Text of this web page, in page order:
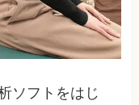
ソフトをはじ